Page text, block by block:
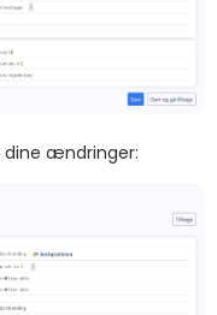
dine ændringer: